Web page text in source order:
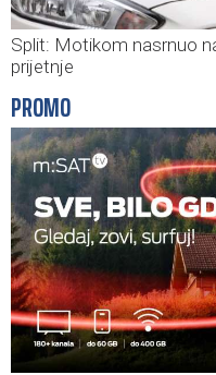
Split: Motikom nasrnuo
prijetnje
PROMO